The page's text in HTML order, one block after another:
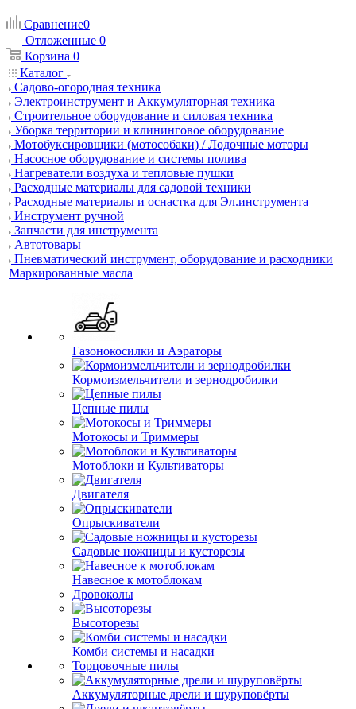
Сравнение0
Отложенные 0
Корзина 0
Каталог
Садово-огородная техника
Электроинструмент и Аккумуляторная техника
Строительное оборудование и силовая техника
Уборка территории и клининговое оборудование
Мотобуксировщики (мотособаки) / Лодочные моторы
Насосное оборудование и системы полива
Нагреватели воздуха и тепловые пушки
Расходные материалы для садовой техники
Расходные материалы и оснастка для Эл.инструмента
Инструмент ручной
Запчасти для инструмента
Автотовары
Пневматический инструмент, оборудование и расходники
Маркированные масла
Газонокосилки и Аэраторы
Кормоизмельчители и зернодробилки
Цепные пилы
Мотокосы и Триммеры
Мотоблоки и Культиваторы
Двигателя
Опрыскиватели
Садовые ножницы и кусторезы
Навесное к мотоблокам
Дровоколы
Высоторезы
Комби системы и насадки
Торцовочные пилы
Аккумуляторные дрели и шуруповёрты